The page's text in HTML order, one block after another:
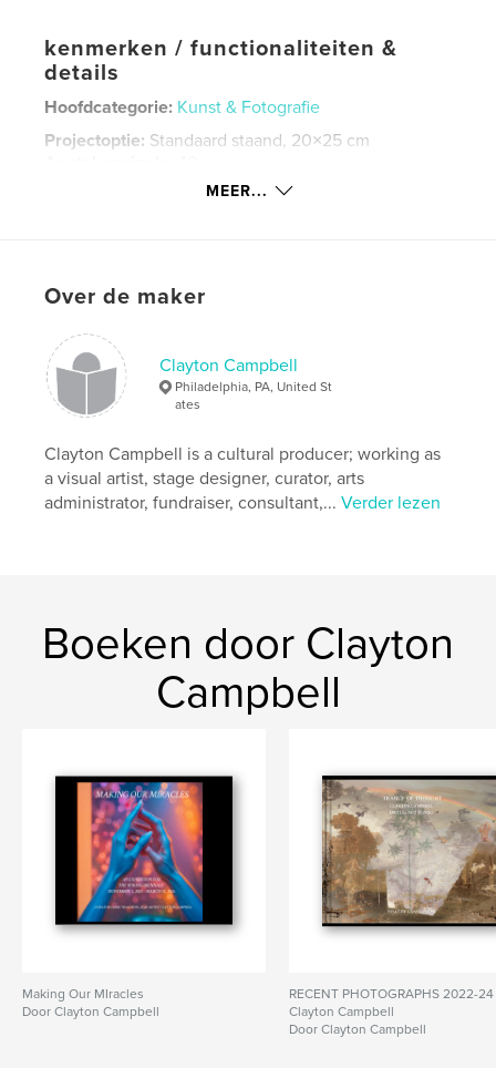
kenmerken / functionaliteiten &
details
Hoofdcategorie: Kunst & Fotografie
Projectoptie: Standaard staand, 20×25 cm
jan 04, 2017
art , photography
MEER...
Over de maker
Clayton Campbell
Philadelphia, PA, United St
ates
Clayton Campbell is a cultural producer; working as
a visual artist, stage designer, curator, arts
administrator, fundraiser, consultant,...Verder lezen
Boeken door Clayton
Campbell
Making Our MIracles
Door Clayton Campbell
RECENT PHOTOGRAPHS 2022-24
Clayton Campbell
Door Clayton Campbell